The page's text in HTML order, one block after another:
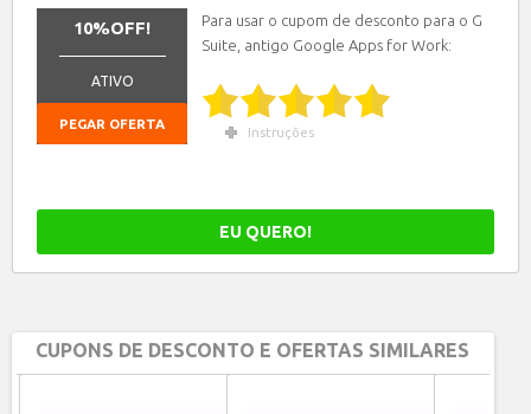
10%OFF!
ATIVO
PEGAR OFERTA
Para usar o cupom de desconto para o G
Suite, antigo Google Apps for Work:
Instruções
EU QUERO!
CUPONS DE DESCONTO E OFERTAS SIMILARES